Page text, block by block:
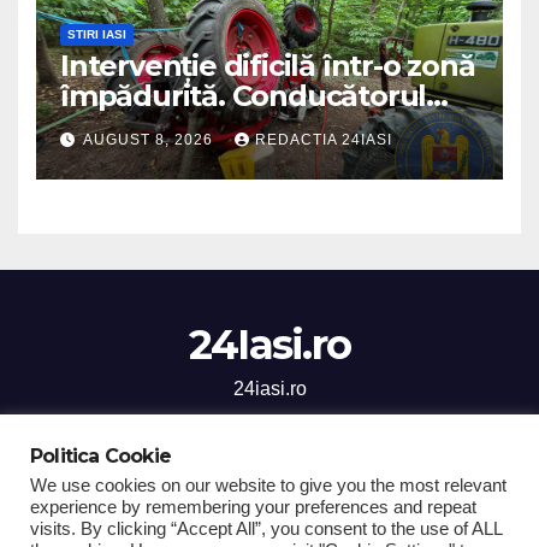
STIRI IASI
Intervenție dificilă într-o zonă
împădurită. Conducătorul
unui tractor răsturnat, salvat
prin efortul comun al
echipajelor de intervenție
AUGUST 8, 2026 REDACTIA 24IASI
24Iasi.ro
24iasi.ro
Proudly powered by WordPress|Theme: Newsup byThemeansar
Politica Cookie
We use cookies on our website to give you the most relevant
experience by remembering your preferences and repeat
visits. By clicking “Accept All”, you consent to the use of ALL